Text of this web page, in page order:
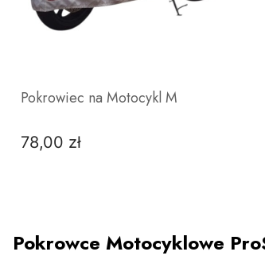
Pokrowiec na Motocykl M
Cena
78,00 zł
Pokrowce Motocyklowe